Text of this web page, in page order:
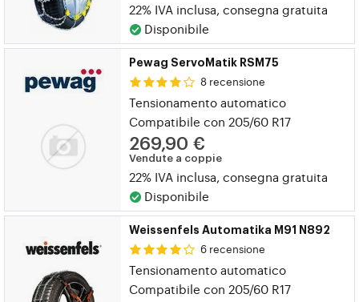
22% IVA inclusa, consegna gratuita
Disponibile
Pewag ServoMatik RSM75
8 recensione
Tensionamento automatico
Compatibile con 205/60 R17
269,90 €
Vendute a coppie
22% IVA inclusa, consegna gratuita
Disponibile
Weissenfels Automatika M91 N892
6 recensione
Tensionamento automatico
Compatibile con 205/60 R17